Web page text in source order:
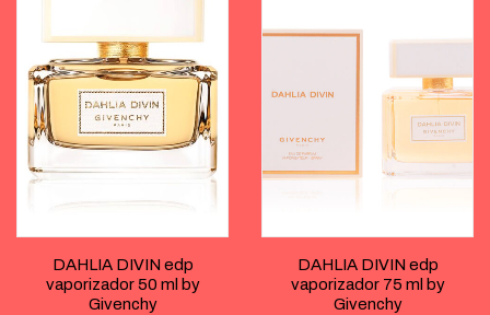
DAHLIA DIVIN edp
vaporizador 50 ml by
Givenchy
DAHLIA DIVIN edp
vaporizador 75 ml by
Givenchy